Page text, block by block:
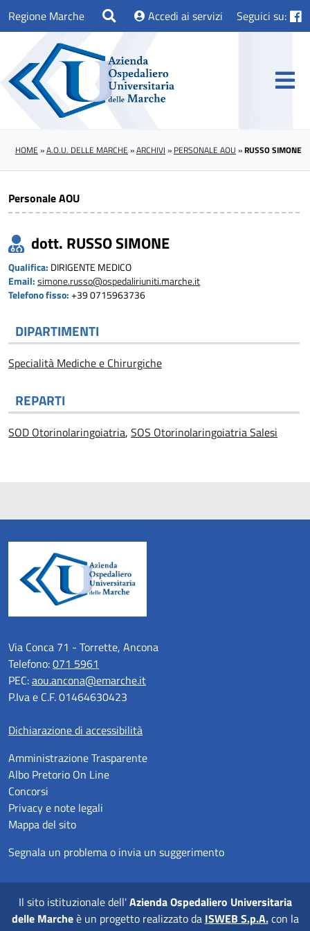
Regione Marche Accedi ai servizi Seguici su:
HOME »A.O.U. DELLE MARCHE »ARCHIVI » PERSONALE AOU »RUSSO SIMONE
Personale AOU
dott. RUSSO SIMONE
Qualifica: DIRIGENTE MEDICO
Email: simone.russo@ospedaliriuniti.marche.it
Telefono fisso: +39 0715963736
DIPARTIMENTI
Specialità Mediche e Chirurgiche
REPARTI
SOD Otorinolaringoiatria, SOS Otorinolaringoiatria Salesi
Via Conca 71 - Torrette, Ancona
Telefono:071 5961
PEC:aou.ancona@emarche.it
P.Iva e C.F. 01464630423
Dichiarazione di accessibilità
Amministrazione Trasparente
Albo Pretorio On Line
Concorsi
Privacy e note legali
Mappa del sito
Segnala un problema o invia un suggerimento
Il sito istituzionale dell'Azienda Ospedaliero Universitaria
delle Marcheè un progetto realizzato da ISWEB S.p.A.con la